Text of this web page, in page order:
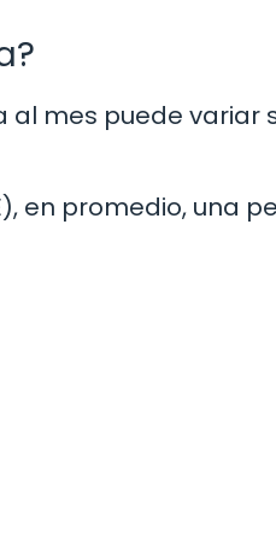
mes puede variar
en promedio, una